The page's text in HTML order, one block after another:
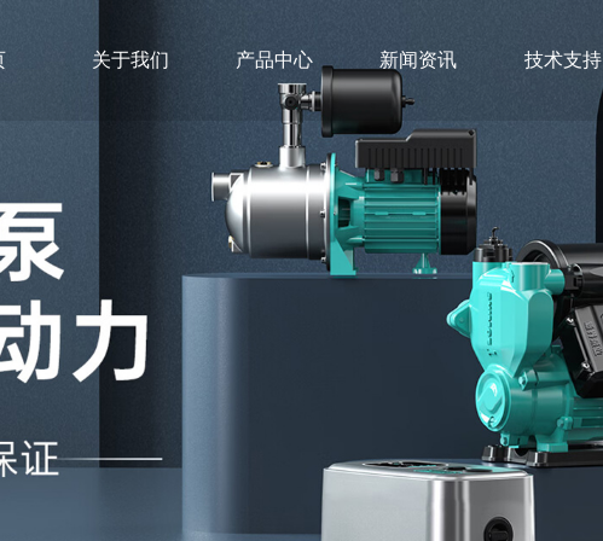
关于我们 产品中心 新闻资讯 技术支持